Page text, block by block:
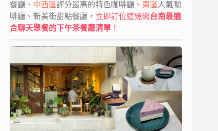
餐廳、 中西區評分最高的特色咖啡廳、 東區 人氣咖
啡廳、新美街甜點餐廳， 立即訂位這幾間台南最適
合聊天聚餐的下午茶餐廳清單 ！